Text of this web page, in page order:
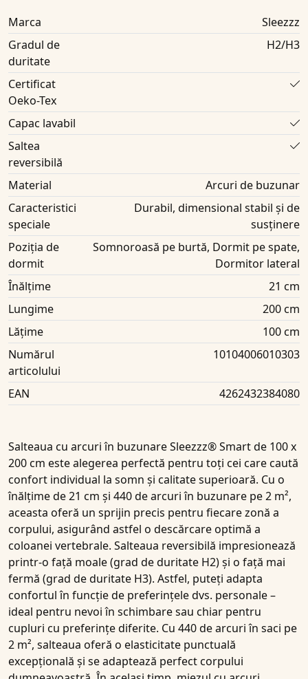
Marca
Sleezzz
Gradul de
duritate
H2/H3
Certificat
Oeko-Tex
Capac lavabil
Saltea
reversibilă
Material
Arcuri de buzunar
Caracteristici
speciale
Durabil, dimensional stabil și de
susținere
Poziția de
dormit
Somnoroasă pe burtă, Dormit pe spate,
Dormitor lateral
Înălțime
21 cm
Lungime
200 cm
Lățime
100 cm
Numărul
articolului
10104006010303
EAN 4262432384080
Salteaua cu arcuri în buzunareSleezzz® Smart de 100 x
200 cm este alegerea perfectă pentru toți cei care caută
confort individual la somn și calitate superioară. Cu o
înălțime de21 cm și 440 de arcuri în buzunare pe 2 m²,
aceasta oferă un sprijin precis pentru fiecare zonă a
corpului, asigurând astfel o descărcare optimă a
coloanei vertebrale. Salteaua reversibilă impresionează
printr-o față moale (grad de duritate H2) și o față mai
fermă (grad de duritate H3). Astfel, puteți adapta
confortul în funcție de preferințele dvs. personale –
ideal pentru nevoi în schimbare sau chiar pentru
cupluri cu preferințe diferite. Cu 440 de arcuri în saci pe
2 m², salteaua oferă o elasticitate punctuală
excepțională și se adaptează perfect corpului